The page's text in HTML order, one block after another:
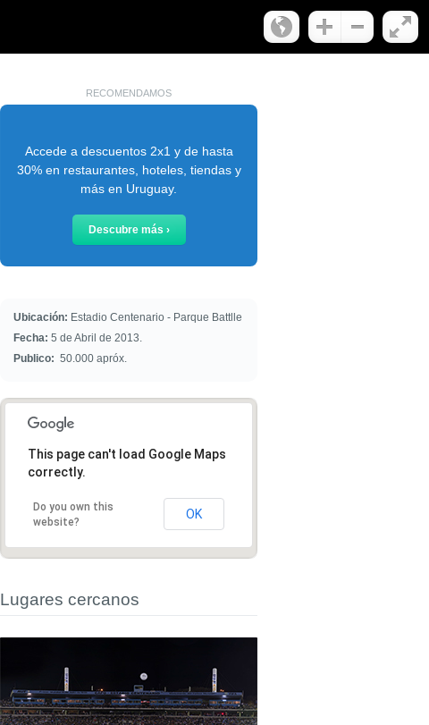
RECOMENDAMOS
Accede a descuentos 2x1 y de hasta
30% en restaurantes, hoteles, tiendas y
más en Uruguay.
Descubre más ›
Ubicación: Estadio Centenario - Parque Battlle
Fecha: 5 de Abril de 2013.
Publico: 50.000 apróx.
This page can't load Google Maps
correctly.
Do you own this
website?
OK
Lugares cercanos